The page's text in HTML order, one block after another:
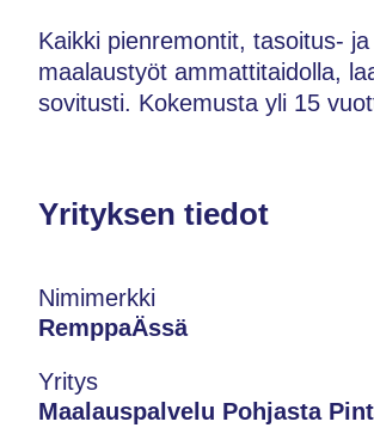
Kaikki pienremontit, tasoitus- ja
maalaustyöt ammattitaidolla,
sovitusti. Kokemusta yli 15
Yrityksen tiedot
Nimimerkki
RemppaÄssä
Yritys
Maalauspalvelu Pohjasta